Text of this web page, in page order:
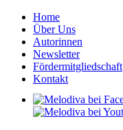
Home
Über Uns
Autorinnen
Newsletter
Fördermitgliedschaft
Kontakt